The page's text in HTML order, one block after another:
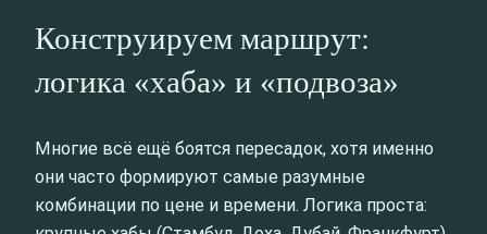
Конструируем маршрут:
логика «хаба» и «подвоза»
Многие всё ещё боятся пересадок, хотя именно
они часто формируют самые разумные
комбинации по цене и времени. Логика проста: